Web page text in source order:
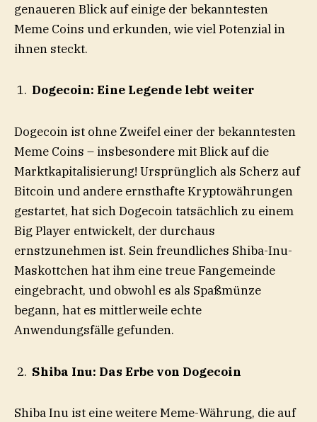
genaueren Blick auf einige der bekanntesten
Meme Coins und erkunden, wie viel Potenzial in
ihnen steckt.
Dogecoin: Eine Legende lebt weiter
Dogecoin ist ohne Zweifel einer der bekanntesten
Meme Coins – insbesondere mit Blick auf die
Marktkapitalisierung! Ursprünglich als Scherz auf
Bitcoin und andere ernsthafte Kryptowährungen
gestartet, hat sich Dogecoin tatsächlich zu einem
Big Player entwickelt, der durchaus
ernstzunehmen ist. Sein freundliches Shiba-Inu-
Maskottchen hat ihm eine treue Fangemeinde
eingebracht, und obwohl es als Spaßmünze
begann, hat es mittlerweile echte
Anwendungsfälle gefunden.
Shiba Inu: Das Erbe von Dogecoin
Shiba Inu ist eine weitere Meme-Währung, die auf